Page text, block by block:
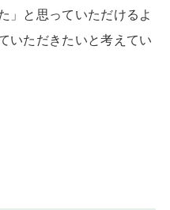
」と思っていただけるよ
いただきたいと考えてい